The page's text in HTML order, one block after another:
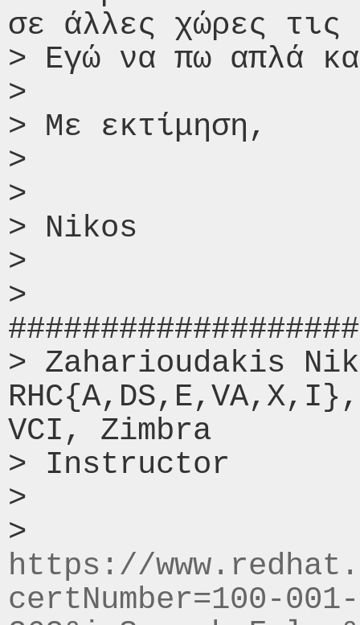
σε άλλες χώρες τις
> Εγώ να πω απλά
>
> Με εκτίμηση,
>
>
> Nikos
>
>
> Zaharioudakis
VCI, Zimbra
> Instructor
>
https://
certNumber=100-001-